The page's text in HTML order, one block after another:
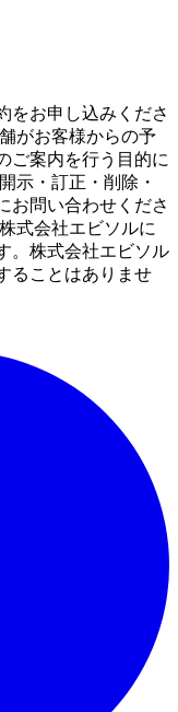
をお申し込みくださ
がお客様からの予
ご案内を行う目的に
示・訂正・削除・
お問い合わせくださ
式会社エビソルに
。株式会社エビソル
ることはありませ